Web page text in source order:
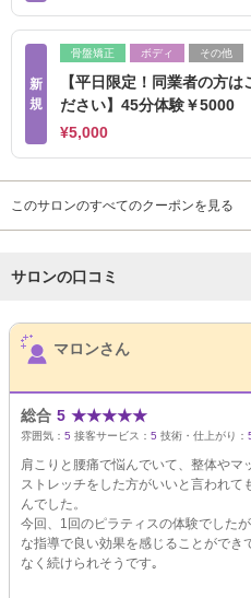
新
規
骨盤矯正 ボディ その他
【平日限定！同業者の方は
ださい】45分体験￥5000
¥5,000
このサロンのすべてのクーポンを見る
サロンの口コミ
サロンPick Up
マロンさん
総合 5 ★★★★★
雰囲気： 5 接客サービス： 5 技術・仕上がり：
肩こりと腰痛で悩んでいて、整体やマ
ストレッチをした方がいいと言われ
んでした。
今回、1回のピラティスの体験でした
な指導で良い効果を感じることができ
なく続けられそうです｡